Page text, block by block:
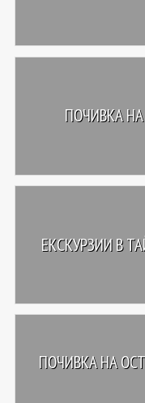
ПОЧИВКА
ЕКСКУРЗИИ В
ПОЧИВКА НА